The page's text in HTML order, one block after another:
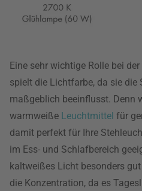
Eine sehr wichtige Rolle bei
spielt die Lichtfarbe, da sie die
maßgeblich beeinflusst. Denn
warmweiße Leuchtmittel für
damit perfekt für Ihre
im Ess- und Schlafbereich
kaltweißes Licht besonders
die Konzentration, da es